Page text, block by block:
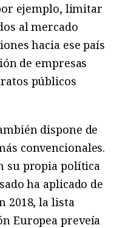
ejemplo, limitar
al mercado
hacia ese país
de empresas
públicos
dispone de
convencionales.
su propia política
ha aplicado de
2018, la lista
Europea preveía